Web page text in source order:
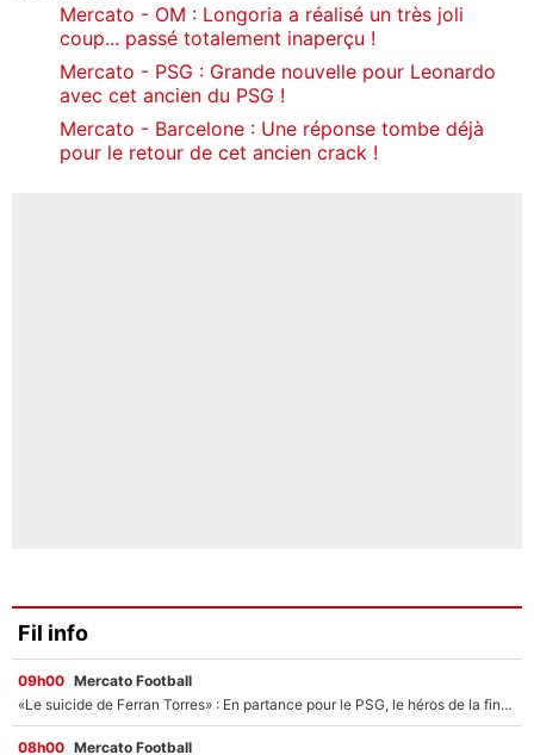
Mercato - OM : Longoria a réalisé un très joli
coup... passé totalement inaperçu !
Mercato - PSG : Grande nouvelle pour Leonardo
avec cet ancien du PSG !
Mercato - Barcelone : Une réponse tombe déjà
pour le retour de cet ancien crack !
Fil info
09h00 Mercato Football
«Le suicide de Ferran Torres» : En partance pour le PSG, le héros de la finale de la Coupe du monde s'attire les foudres de la presse espagnole !
08h00 Mercato Football